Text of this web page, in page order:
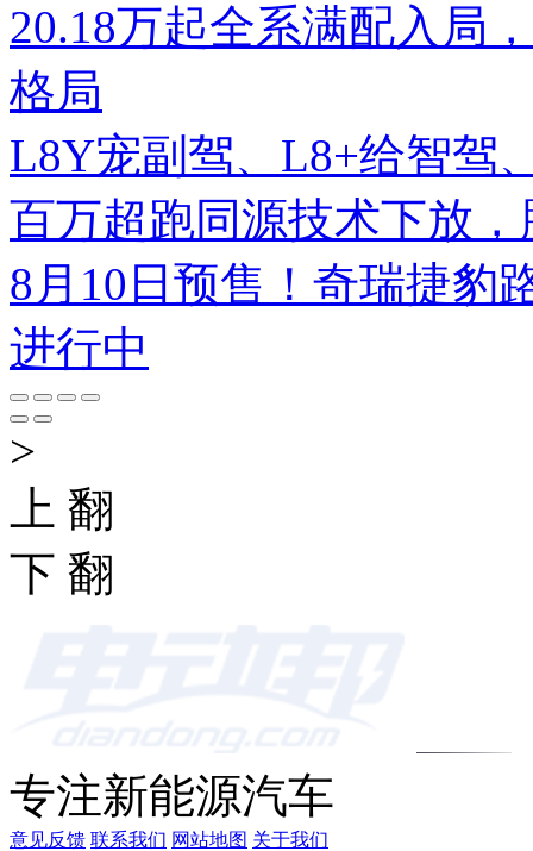
20.18万起全系满配入局
格局
L8Y宠副驾、L8+给智驾
百万超跑同源技术下放
8月10日预售！奇瑞捷豹
进行中
>
上 翻
下 翻
专注新能源汽车
意见反馈 联系我们 网站地图 关于我们